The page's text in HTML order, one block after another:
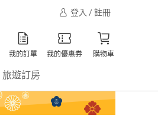
登入 / 註冊
我的訂單 我的優惠券 購物車
旅遊訂房